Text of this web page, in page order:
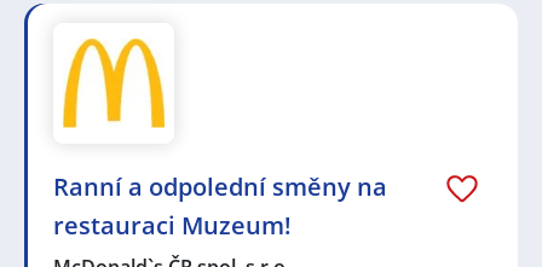
má bohatou historii a je známé svými kulturními
památkami a institucemi. Jednou z klíčových institucí
je Karlova univerzita, jedna z nejstarších univerzit ve
střední Evropě. Nové Město je také známé svými
historickými budovami, jako je Národní muzeum, a
kulturními akcemi, které obohacují kulturní scénu
Ranní a odpolední směny na
restauraci Muzeum!